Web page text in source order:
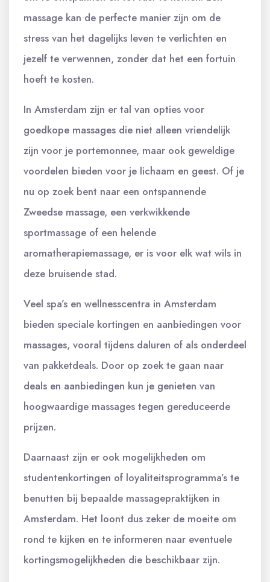
massage kan de perfecte manier zijn om de
stress van het dagelijks leven te verlichten en
jezelf te verwennen, zonder dat het een fortuin
hoeft te kosten.
In Amsterdam zijn er tal van opties voor
goedkope massages die niet alleen vriendelijk
zijn voor je portemonnee, maar ook geweldige
voordelen bieden voor je lichaam en geest. Of je
nu op zoek bent naar een ontspannende
Zweedse massage, een verkwikkende
sportmassage of een helende
aromatherapiemassage, er is voor elk wat wils in
deze bruisende stad.
Veel spa’s en wellnesscentra in Amsterdam
bieden speciale kortingen en aanbiedingen voor
massages, vooral tijdens daluren of als onderdeel
van pakketdeals. Door op zoek te gaan naar
deals en aanbiedingen kun je genieten van
hoogwaardige massages tegen gereduceerde
prijzen.
Daarnaast zijn er ook mogelijkheden om
studentenkortingen of loyaliteitsprogramma’s te
benutten bij bepaalde massagepraktijken in
Amsterdam. Het loont dus zeker de moeite om
rond te kijken en te informeren naar eventuele
kortingsmogelijkheden die beschikbaar zijn.